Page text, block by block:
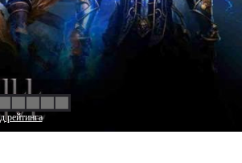
рейтинга